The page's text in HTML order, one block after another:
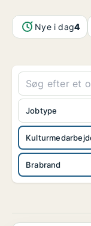
Nye i dag4
Brabrand
Jobtype